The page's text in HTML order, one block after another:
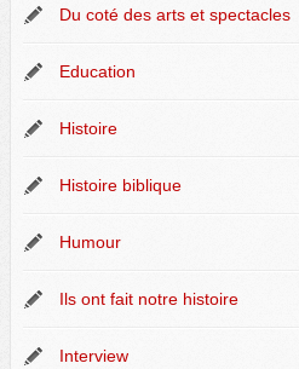
Du coté des arts et spectacles
Education
Histoire
Histoire biblique
Humour
Ils ont fait notre histoire
Interview